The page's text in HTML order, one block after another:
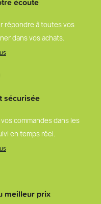
écoute
répondre à toutes vos
dans vos achats.
sécurisée
commandes dans les
en temps réel.
meilleur prix